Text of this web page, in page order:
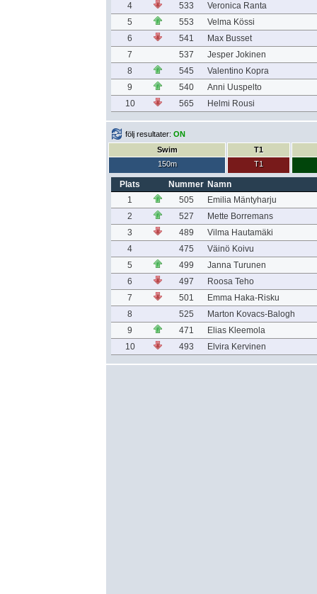
4
533
Veronica Ranta
5
553
Velma Kössi
6
541
Max Busset
7
537
Jesper Jokinen
8
545
Valentino Kopra
9
540
Anni Uuspelto
10
565 Helmi Rousi
följ resultater: ON
Swim
150m
T1
T1
Plats Nummer Namn
1
505
Emilia Mäntyharju
2
527
Mette Borremans
3
489
Vilma Hautamäki
4
475
Väinö Koivu
5
499
Janna Turunen
6
497
Roosa Teho
7
501
Emma Haka-Risku
8
525
Marton Kovacs-Balogh
9
471
Elias Kleemola
10
493 Elvira Kervinen